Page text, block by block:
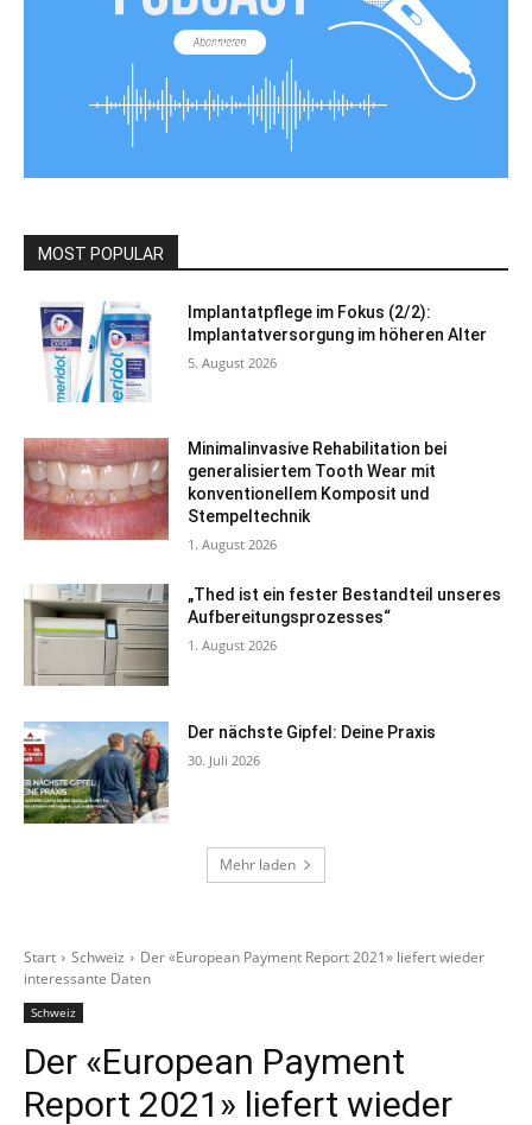
MOST POPULAR
Implantatpflege im Fokus (2/2):
Implantatversorgung im höheren Alter
5. August 2026
Minimalinvasive Rehabilitation bei
generalisiertem Tooth Wear mit
konventionellem Komposit und
Stempeltechnik
1. August 2026
„Thed ist ein fester Bestandteil unseres
Aufbereitungsprozesses“
1. August 2026
Der nächste Gipfel: Deine Praxis
30. Juli 2026
Mehr laden